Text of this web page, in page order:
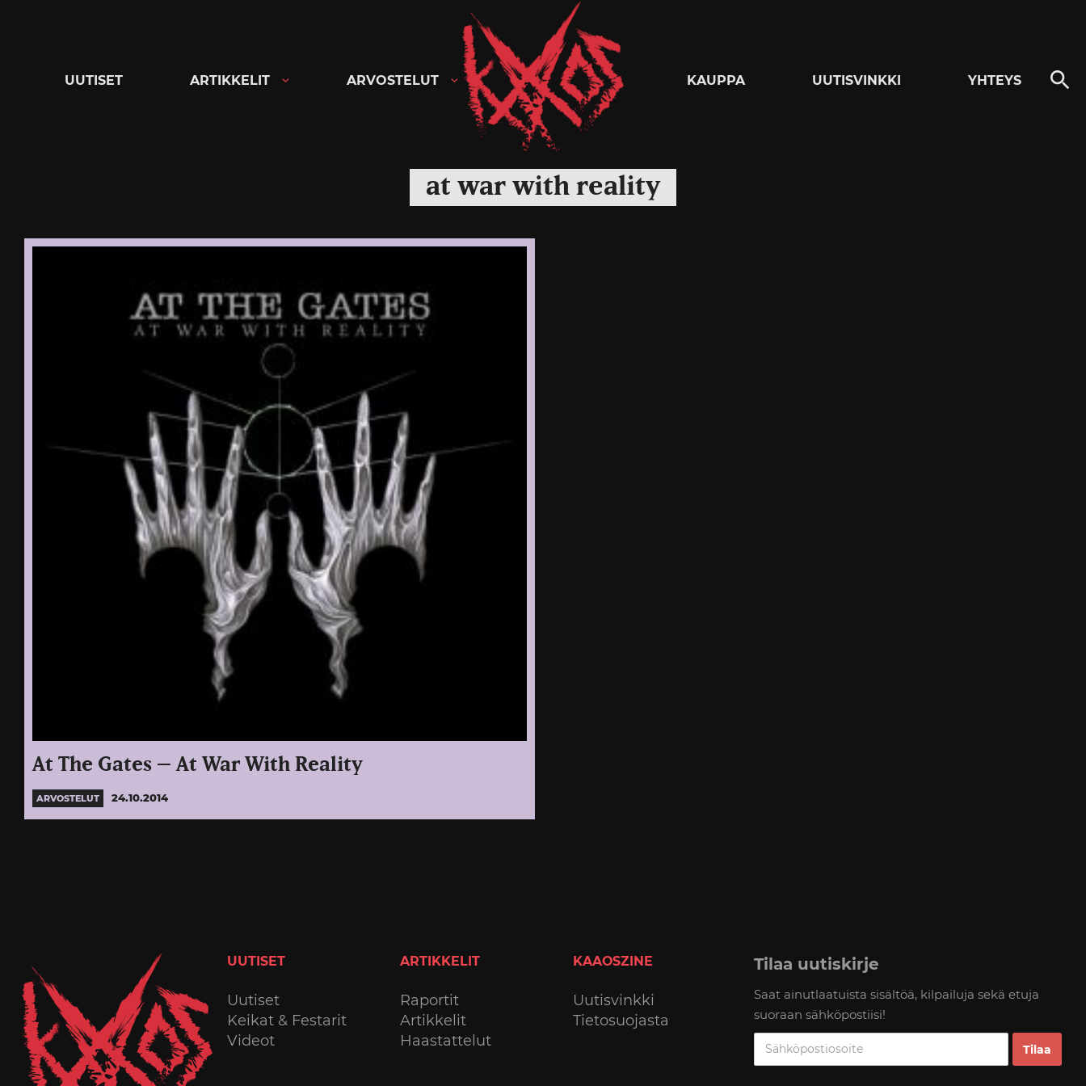
Kaaoszine
UUTISET ARTIKKELIT ARVOSTELUT KAUPPA UUTISVINKKI YHTEYS
at war with reality
At The Gates – At War With Reality
ARVOSTELUT 24.10.2014
UUTISET
Uutiset
Keikat & Festarit
Videot
ARTIKKELIT
Raportit
Artikkelit
Haastattelut
KAAOSZINE
Uutisvinkki
Tietosuojasta
Tilaa uutiskirje
Saat ainutlaatuista sisältöä, kilpailuja sekä etuja
suoraan sähköpostiisi!